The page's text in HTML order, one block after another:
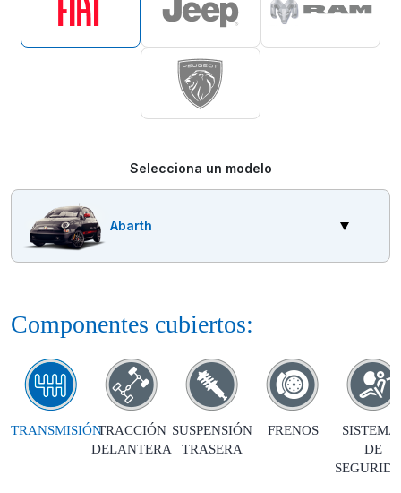
Selecciona un modelo
Abarth
Componentes cubiertos:
TRANSMISIÓNTRACCIÓN
DELANTERA
SUSPENSIÓN
TRASERA
FRENOS
DE